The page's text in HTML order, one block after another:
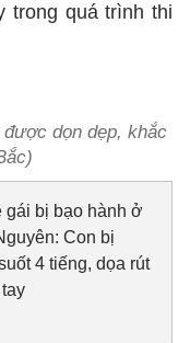
trong quá trình thi
dọn dẹp, khắc
gái bị bạo hành ở
Con bị
4 tiếng, dọa rút